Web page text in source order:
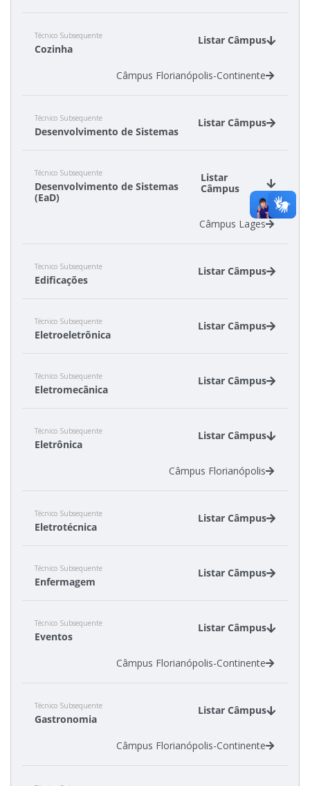
Técnico Subsequente
Cozinha
Listar Câmpus
Câmpus Florianópolis-Continente
Técnico Subsequente
Desenvolvimento de Sistemas
Listar Câmpus
Câmpus Florianópolis
Câmpus Jaraguá do Sul - Rau
Câmpus São Lourenço do Oeste
Técnico Subsequente
Desenvolvimento de Sistemas
(EaD)
Listar
Câmpus
Câmpus Lages
Técnico Subsequente
Edificações
Listar Câmpus
Câmpus Florianópolis
Técnico Subsequente
Eletroeletrônica
Listar Câmpus
Câmpus Itajaí
Técnico Subsequente
Eletromecânica
Listar Câmpus
Câmpus São Miguel do Oeste
Técnico Subsequente
Eletrônica
Listar Câmpus
Câmpus Florianópolis
Técnico Subsequente
Eletrotécnica
Listar Câmpus
Câmpus Florianópolis
Câmpus Lages
Técnico Subsequente
Enfermagem
Listar Câmpus
Câmpus Joinville
Técnico Subsequente
Eventos
Listar Câmpus
Câmpus Florianópolis-Continente
Técnico Subsequente
Gastronomia
Listar Câmpus
Câmpus Florianópolis-Continente